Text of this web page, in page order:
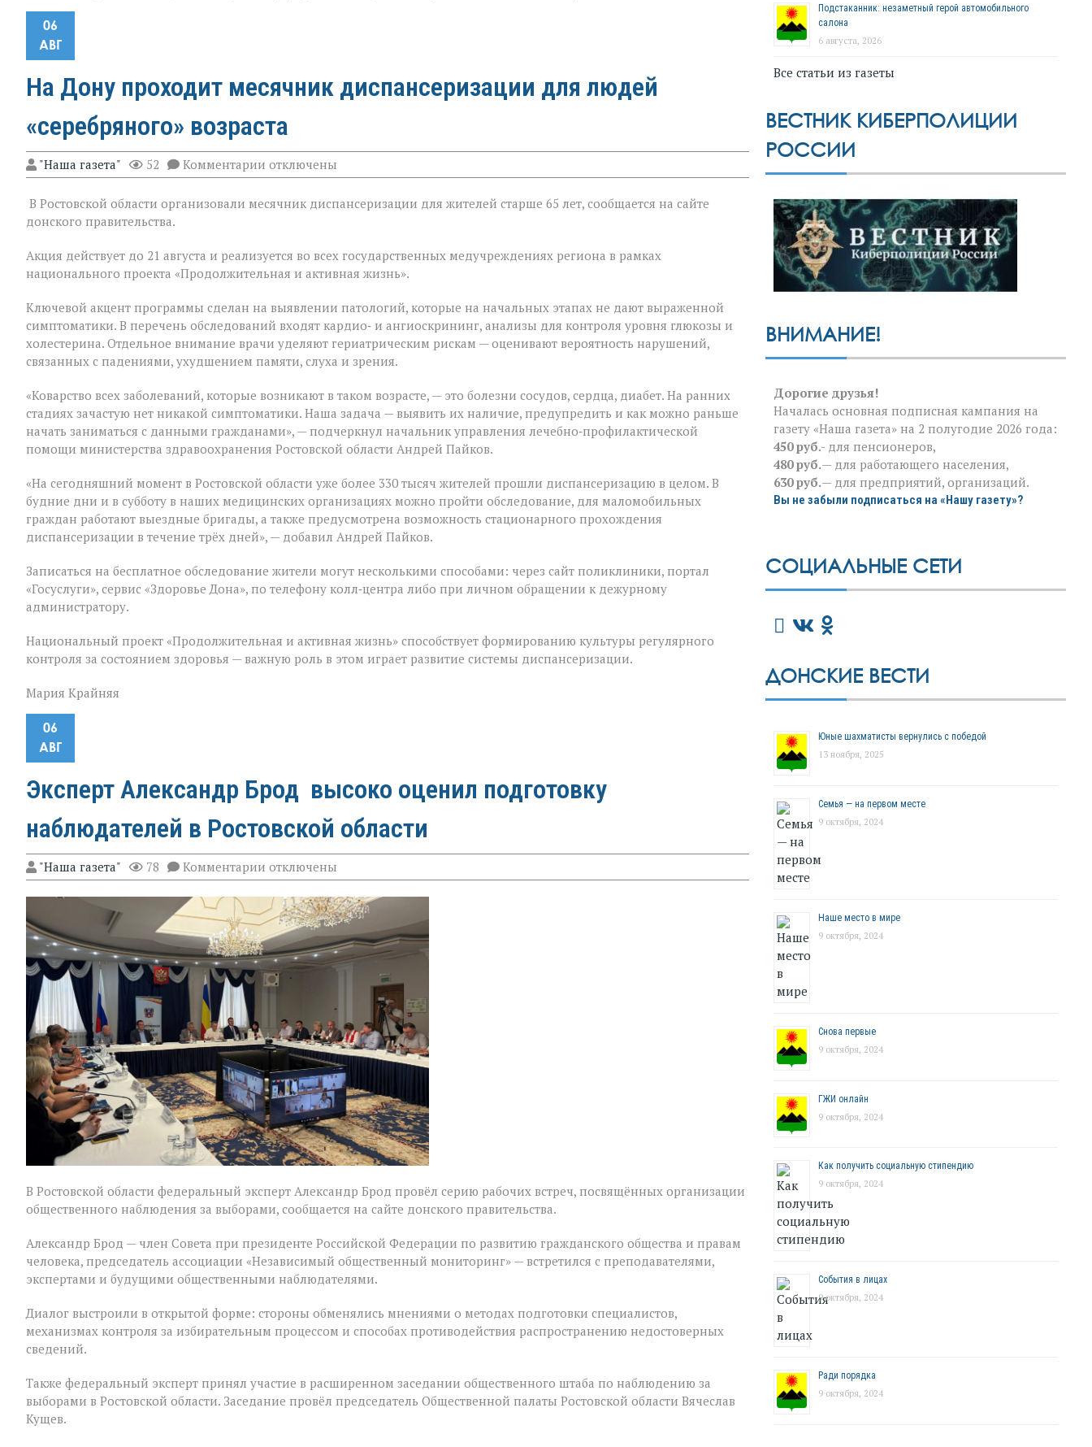
06
АВГ
На Дону проходит месячник диспансеризации для людей
«серебряного» возраста
"Наша газета" 52 Комментарии к
записи
Дону
для
людей
возраста
отключены
В Ростовской области организовали месячник диспансеризации для жителей старше 65 лет, сообщается на сайте
донского правительства.
Акция действует до 21 августа и реализуется во всех государственных медучреждениях региона в рамках
национального проекта «Продолжительная и активная жизнь».
Ключевой акцент программы сделан на выявлении патологий, которые на начальных этапах не дают выраженной
симптоматики. В перечень обследований входят кардио‑ и ангиоскрининг, анализы для контроля уровня глюкозы и
холестерина. Отдельное внимание врачи уделяют гериатрическим рискам — оценивают вероятность нарушений,
связанных с падениями, ухудшением памяти, слуха и зрения.
«Коварство всех заболеваний, которые возникают в таком возрасте, — это болезни сосудов, сердца, диабет. На ранних
стадиях зачастую нет никакой симптоматики. Наша задача — выявить их наличие, предупредить и как можно раньше
начать заниматься с данными гражданами», — подчеркнул начальник управления лечебно‑профилактической
помощи министерства здравоохранения Ростовской области Андрей Пайков.
«На сегодняшний момент в Ростовской области уже более 330 тысяч жителей прошли диспансеризацию в целом. В
будние дни и в субботу в наших медицинских организациях можно пройти обследование, для маломобильных
граждан работают выездные бригады, а также предусмотрена возможность стационарного прохождения
диспансеризации в течение трёх дней», — добавил Андрей Пайков.
Записаться на бесплатное обследование жители могут несколькими способами: через сайт поликлиники, портал
«Госуслуги», сервис «Здоровье Дона», по телефону колл‑центра либо при личном обращении к дежурному
администратору.
Национальный проект «Продолжительная и активная жизнь» способствует формированию культуры регулярного
контроля за состоянием здоровья — важную роль в этом играет развитие системы диспансеризации.
Мария Крайняя
06
АВГ
Эксперт Александр Брод высоко оценил подготовку
наблюдателей в Ростовской области
"Наша газета" 78 Комментарии к
записи
Эксперт
Александр
Брод
высоко
оценил
подготовку
наблюдателей
в
области
отключены
В Ростовской области федеральный эксперт Александр Брод провёл серию рабочих встреч, посвящённых организации
общественного наблюдения за выборами, сообщается на сайте донского правительства.
Александр Брод — член Совета при президенте Российской Федерации по развитию гражданского общества и правам
человека, председатель ассоциации «Независимый общественный мониторинг» — встретился с преподавателями,
экспертами и будущими общественными наблюдателями.
Диалог выстроили в открытой форме: стороны обменялись мнениями о методах подготовки специалистов,
механизмах контроля за избирательным процессом и способах противодействия распространению недостоверных
сведений.
Также федеральный эксперт принял участие в расширенном заседании общественного штаба по наблюдению за
выборами в Ростовской области. Заседание провёл председатель Общественной палаты Ростовской области Вячеслав
Кущев.
Подстаканник: незаметный герой автомобильного
салона
6 августа, 2026
Все статьи из газеты
ВЕСТНИК КИБЕРПОЛИЦИИ
РОССИИ
ВНИМАНИЕ!
Дорогие друзья!
Началась основная подписная кампания на
газету «Наша газета» на 2 полугодие 2026 года:
450 руб.- для пенсионеров,
480 руб.— для работающего населения,
630 руб.— для предприятий, организаций.
Вы не забыли подписаться на «Нашу газету»?
СОЦИАЛЬНЫЕ СЕТИ
ДОНСКИЕ ВЕСТИ
Юные шахматисты вернулись с победой
13 ноября, 2025
Семья — на первом месте
9 октября, 2024
Наше место в мире
9 октября, 2024
Снова первые
9 октября, 2024
ГЖИ онлайн
9 октября, 2024
Как получить социальную стипендию
9 октября, 2024
События в лицах
9 октября, 2024
Ради порядка
9 октября, 2024